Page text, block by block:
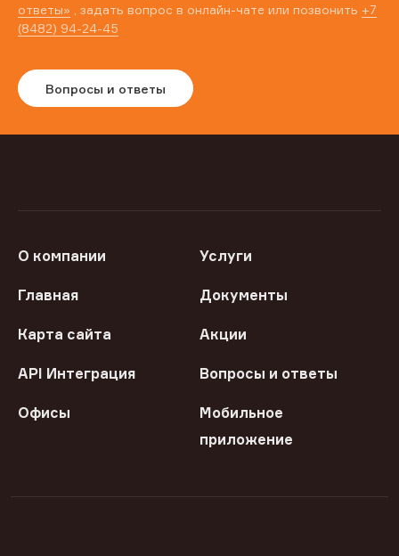
ответы» , задать вопрос в онлайн-чате или позвонить +7
(8482) 94-24-45
Вопросы и ответы
О компании Услуги
Главная Документы
Карта сайта Акции
API Интеграция Вопросы и ответы
Офисы
Мобильное
приложение